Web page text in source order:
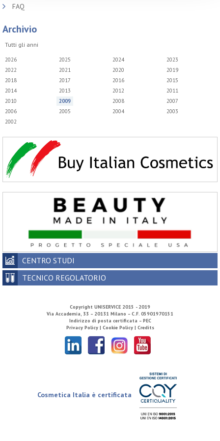
FAQ
Archivio
Tutti gli anni
2026 2025 2024
2023
2022
2021 2020
2019
2018
2017 2016
2015
2014
2013 2012
2011
2010
2009 2008
2007
2006
2005 2004
2003
2002
CENTRO STUDI
TECNICO REGOLATORIO
Copyright UNISERVICE 2015 - 2019
Via Accademia, 33 – 20131 Milano – C.F. 05901970151
Indirizzo di posta certificata – PEC
Privacy Policy | Cookie Policy | Credits
Cosmetica Italia è certificata